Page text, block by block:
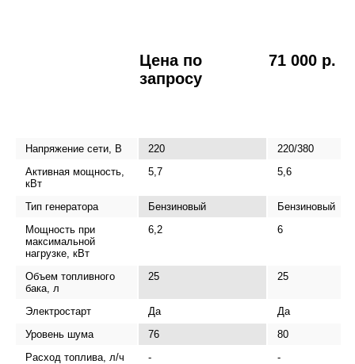
Цена по
запросу
71 000 р.
Напряжение сети, В 220
220/380
Активная мощность,
кВт
5,7 5,6
Тип генератора Бензиновый
Бензиновый
Мощность при
максимальной
нагрузке, кВт
6,2 6
Объем топливного
бака, л
25 25
Электростарт Да
Да
Уровень шума
76
80
Расход топлива, л/ч
-
-